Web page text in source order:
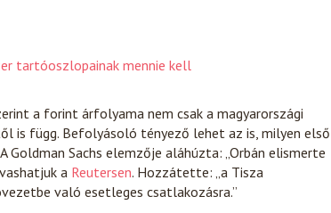
tartóoszlopainak mennie kell
a forint árfolyama nem csak a magyarországi
is függ. Befolyásoló tényező lehet az is, milyen első
Sachs elemzője aláhúzta: „Orbán elismerte
a Reutersen. Hozzátette: „a Tisza
való esetleges csatlakozásra.”